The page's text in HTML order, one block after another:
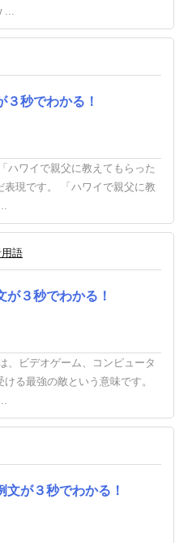
...
３秒でわかる！
ハワイで親父に教えてもらった
現です。 「ハワイで親父に教
語
が３秒でわかる！
、ビデオゲーム、コンピュータ
る最強の敵という意味です。
文が３秒でわかる！